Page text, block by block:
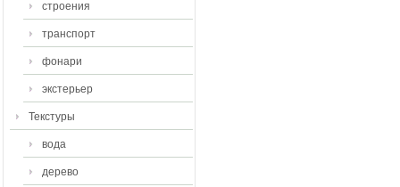
строения
транспорт
фонари
экстерьер
Текстуры
вода
дерево